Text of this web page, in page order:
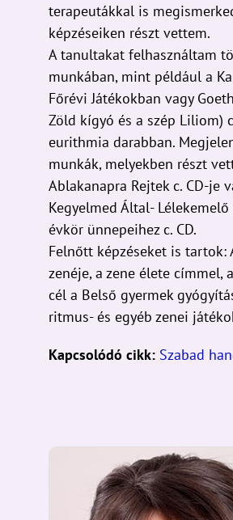
terapeutákkal is
képzéseiken részt vettem.
A tanultakat felhasználtam
munkában, mint például a
Főrévi Játékokban vagy
Zöld kígyó és a szép Liliom)
eurithmia darabban.
munkák, melyekben részt
Ablakanapra Rejtek c. CD-je
Kegyelmed Által- Lélekemelő
évkör ünnepeihez c. CD.
Felnőtt képzéseket is tartok:
zenéje, a zene élete címmel,
cél a Belső gyermek
ritmus- és egyéb zenei
Kapcsolódó cikk: Szabad